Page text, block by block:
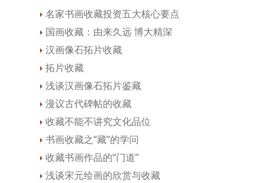
名家书画收藏投资五大核心要点
国画收藏：由来久远 博大精深
汉画像石拓片收藏
拓片收藏
浅谈汉画像石拓片鉴藏
漫议古代碑帖的收藏
收藏不能不讲究文化品位
书画收藏之“藏”的学问
收藏书画作品的“门道”
浅谈宋元绘画的欣赏与收藏